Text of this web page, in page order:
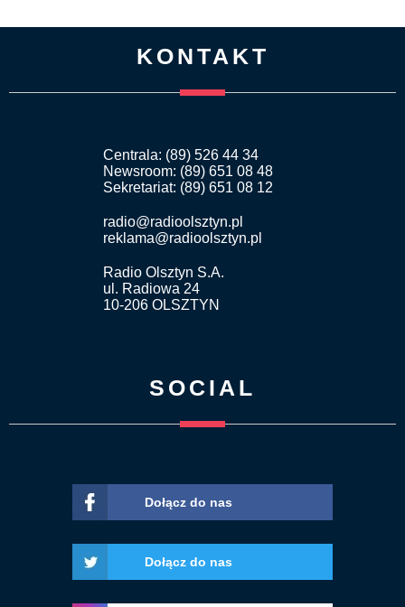
KONTAKT
Centrala: (89) 526 44 34
Newsroom: (89) 651 08 48
Sekretariat: (89) 651 08 12
radio@radioolsztyn.pl
reklama@radioolsztyn.pl
Radio Olsztyn S.A.
ul. Radiowa 24
10-206 OLSZTYN
SOCIAL
Dołącz do nas
Dołącz do nas